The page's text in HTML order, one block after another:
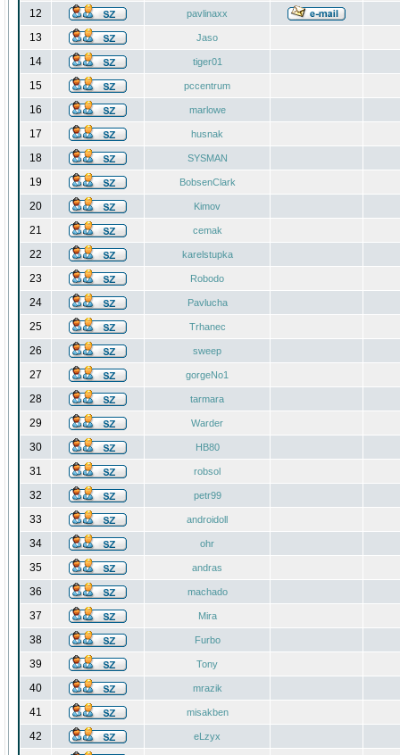
12 pavlinaxx
13 Jaso
14 tiger01
15 pccentrum
16 marlowe
17 husnak
18 SYSMAN
19 BobsenClark
20 Kimov
21 cemak
22 karelstupka
23 Robodo
24 Pavlucha
25 Trhanec
26 sweep
27 gorgeNo1
28 tarmara
29 Warder
30 HB80
31 robsol
32 petr99
33 androidoll
34 ohr
35 andras
36 machado
37 Mira
38 Furbo
39 Tony
40 mrazik
41 misakben
42 eLzyx